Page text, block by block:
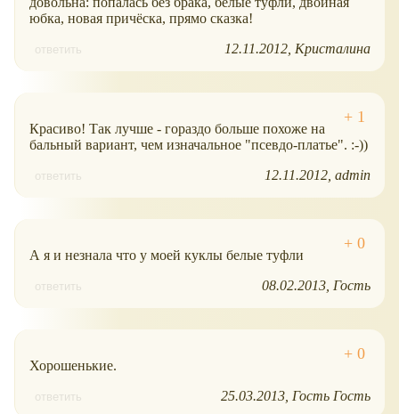
юбка, новая причёска, прямо сказка!
ответить 12.11.2012 Кристалина
Красиво! Так лучше - гораздо больше похоже на
бальный вариант, чем изначальное "псевдо-платье". :-))
ответить 12.11.2012 admin
А я и незнала что у моей куклы белые туфли
ответить 08.02.2013 Гость
Хорошенькие.
ответить 25.03.2013 Гость Гость